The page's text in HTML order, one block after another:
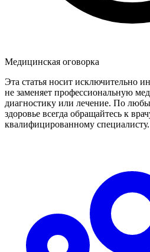
Медицинская оговорка
Эта статья носит исключительно
не заменяет профессиональную
диагностику или лечение. По
здоровье всегда обращайтесь к
квалифицированному специалисту.